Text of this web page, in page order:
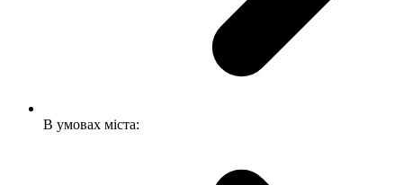
В умовах міста: